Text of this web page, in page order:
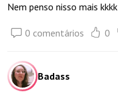
Nem penso nisso mais kkkk
0 comentários 0
Badass